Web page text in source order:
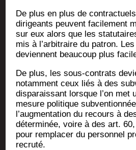
De plus en plus de
diri­geants peuvent faci­le­ment
sur eux alors que les
mis à l’arbitraire du patron.
deviennent beau­coup plus
De plus, les sous-contrats
notam­ment ceux liés à des
dis­pa­rais­sant lorsque l’on met
mesure poli­tique
l’augmentation du recours à
déter­mi­née, voire à des art.
pour rem­pla­cer du per­son­nel
recruté.